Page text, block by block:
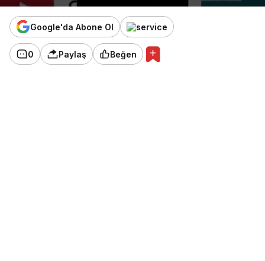
Google'da Abone Ol
0 Paylaş Beğen